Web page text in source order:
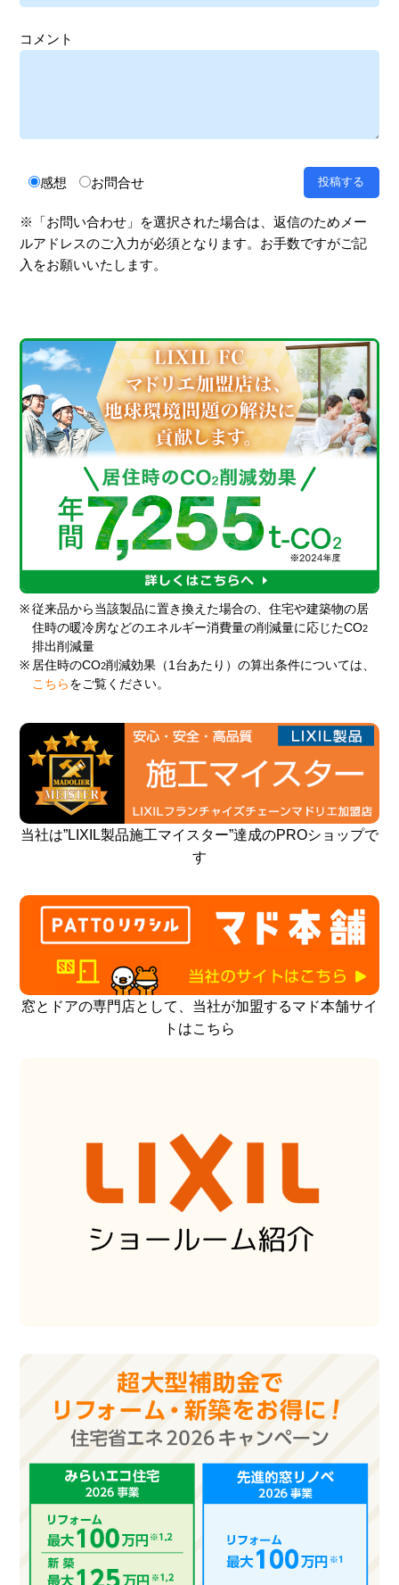
コメント
感想 お問合せ
※「お問い合わせ」を選択された場合は、返信のためメー
ルアドレスのご入力が必須となります。お手数ですがご記
入をお願いいたします。
※ 従来品から当該製品に置き換えた場合の、住宅や建築物の居
住時の暖冷房などのエネルギー消費量の削減量に応じたCO2
排出削減量
※ 居住時のCO2削減効果（1台あたり）の算出条件については、
こちら をご覧ください。
当社は”LIXIL製品施工マイスター”達成のPROショップで
す
窓とドアの専門店として、当社が加盟するマド本舗サイ
トはこちら